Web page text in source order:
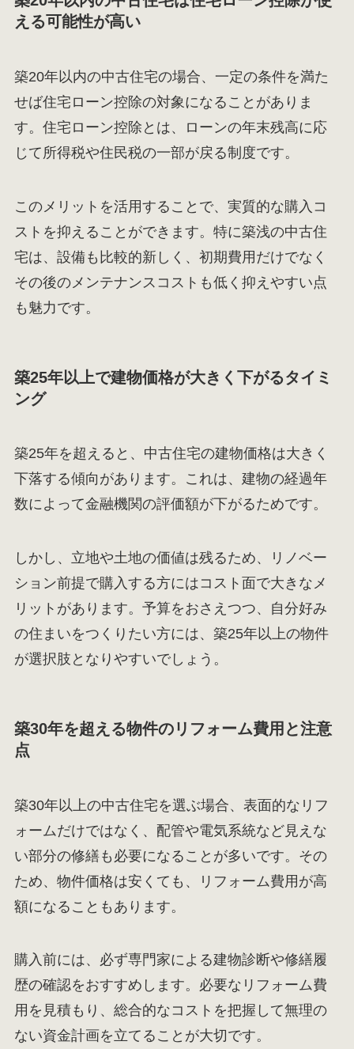
える可能性が高い
築20年以内の中古住宅の場合、一定の条件を満た
せば住宅ローン控除の対象になることがありま
す。住宅ローン控除とは、ローンの年末残高に応
じて所得税や住民税の一部が戻る制度です。
このメリットを活用することで、実質的な購入コ
ストを抑えることができます。特に築浅の中古住
宅は、設備も比較的新しく、初期費用だけでなく
その後のメンテナンスコストも低く抑えやすい点
も魅力です。
築25年以上で建物価格が大きく下がるタイミ
ング
築25年を超えると、中古住宅の建物価格は大きく
下落する傾向があります。これは、建物の経過年
数によって金融機関の評価額が下がるためです。
しかし、立地や土地の価値は残るため、リノベー
ション前提で購入する方にはコスト面で大きなメ
リットがあります。予算をおさえつつ、自分好み
の住まいをつくりたい方には、築25年以上の物件
が選択肢となりやすいでしょう。
築30年を超える物件のリフォーム費用と注意
点
築30年以上の中古住宅を選ぶ場合、表面的なリフ
ォームだけではなく、配管や電気系統など見えな
い部分の修繕も必要になることが多いです。その
ため、物件価格は安くても、リフォーム費用が高
額になることもあります。
購入前には、必ず専門家による建物診断や修繕履
歴の確認をおすすめします。必要なリフォーム費
用を見積もり、総合的なコストを把握して無理の
ない資金計画を立てることが大切です。